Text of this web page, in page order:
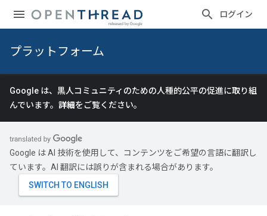
ログイン
プラットフォーム
Google は、黒人コミュニティのための人種的公平の促進に取り組
んでいます。 詳細をご覧ください。
Google は AI 技術を使用して、コンテンツをご希望の言語に翻訳し
ています。AI 翻訳には誤りが含まれる場合があります。